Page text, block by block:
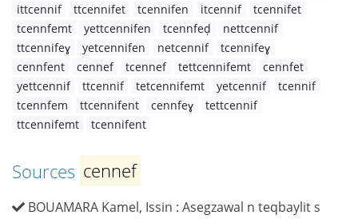
ittcennif
ttcennifet tcennifen itcennif
tcennifet
tcennfemt
yettcennifen tcennfeḍ
nettcennif
ttcennifeɣ
yetcennifen netcennif
tcennifeɣ
cennfent
cennef tcennef tettcennifemt
cennfet
yettcennif
ttcennif tetcennifemt yetcennif
tcennif
tcennfem
ttcennifent cennfeɣ
tettcennif
ttcennifemt
tcennifent
Sources cennef
BOUAMARA Kamel, Issin : Asegzawal n teqbaylit s